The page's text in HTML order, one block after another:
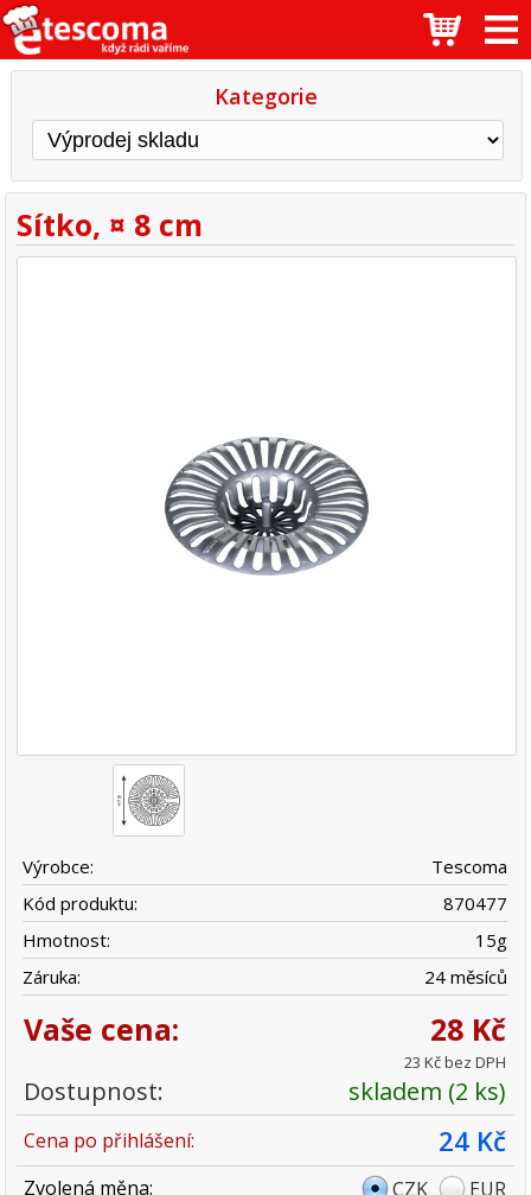
Kategorie
Sítko, ¤ 8 cm
Výrobce:
Tescoma
Kód produktu:
870477
Hmotnost:
15g
Záruka:
24 měsíců
Vaše cena: 28 Kč
23 Kč bez DPH
Dostupnost: skladem (2 ks)
Cena po přihlášení: 24 Kč
Zvolená měna: CZK EUR